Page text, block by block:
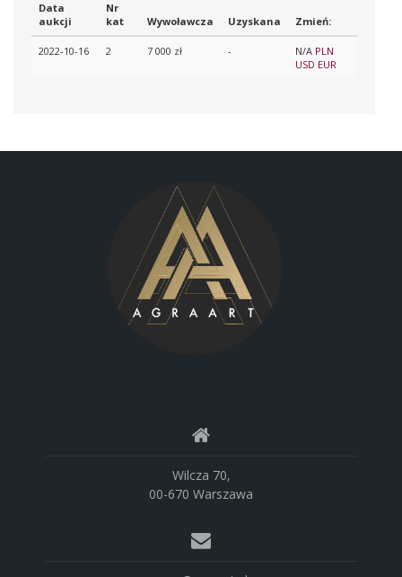
Data
aukcji
Nr
kat
Wywoławcza Uzyskana Zmień:
2022-10-16 2 7 000 zł - N/A PLN
USD EUR
Wilcza 70,
00-670 Warszawa